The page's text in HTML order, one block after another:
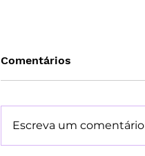
Comentários
Escreva um comentário